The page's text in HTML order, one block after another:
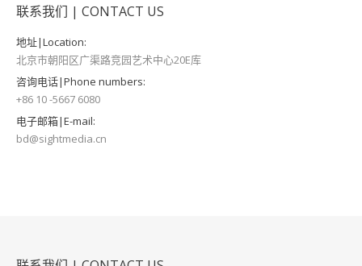
联系我们 | CONTACT US
地址|Location:
北京市朝阳区广渠路竞园艺术中心20E库
咨询电话|Phone numbers:
+86 10 -5667 6080
电子邮箱|E-mail:
bd@sightmedia.cn